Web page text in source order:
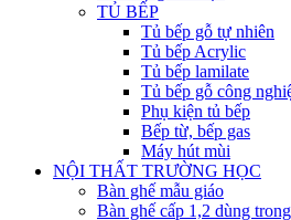
TỦ BẾP
Tủ bếp gỗ tự nhiên
Tủ bếp Acrylic
Tủ bếp lamilate
Tủ bếp gỗ công
Phụ kiện tủ bếp
Bếp từ, bếp gas
Máy hút mùi
NỘI THẤT TRƯỜNG HỌC
Bàn ghế mẫu giáo
Bàn ghế cấp 1,2 dùng